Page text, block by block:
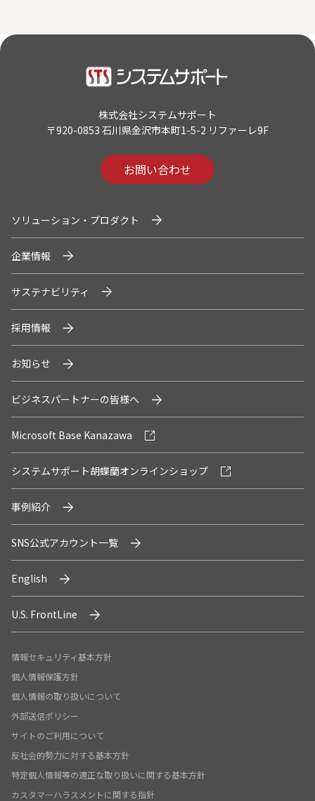
株式会社システムサポート
〒920-0853 石川県金沢市本町1-5-2 リファーレ9F
お問い合わせ
ソリューション・プロダクト
企業情報
サステナビリティ
採用情報
お知らせ
ビジネスパートナーの皆様へ
Microsoft Base Kanazawa
システムサポート胡蝶蘭オンラインショップ
事例紹介
SNS公式アカウント一覧
English
U.S. FrontLine
情報セキュリティ基本方針
個人情報保護方針
個人情報の取り扱いについて
外部送信ポリシー
サイトのご利用について
反社会的勢力に対する基本方針
特定個人情報等の適正な取り扱いに関する基本方針
カスタマーハラスメントに関する指針